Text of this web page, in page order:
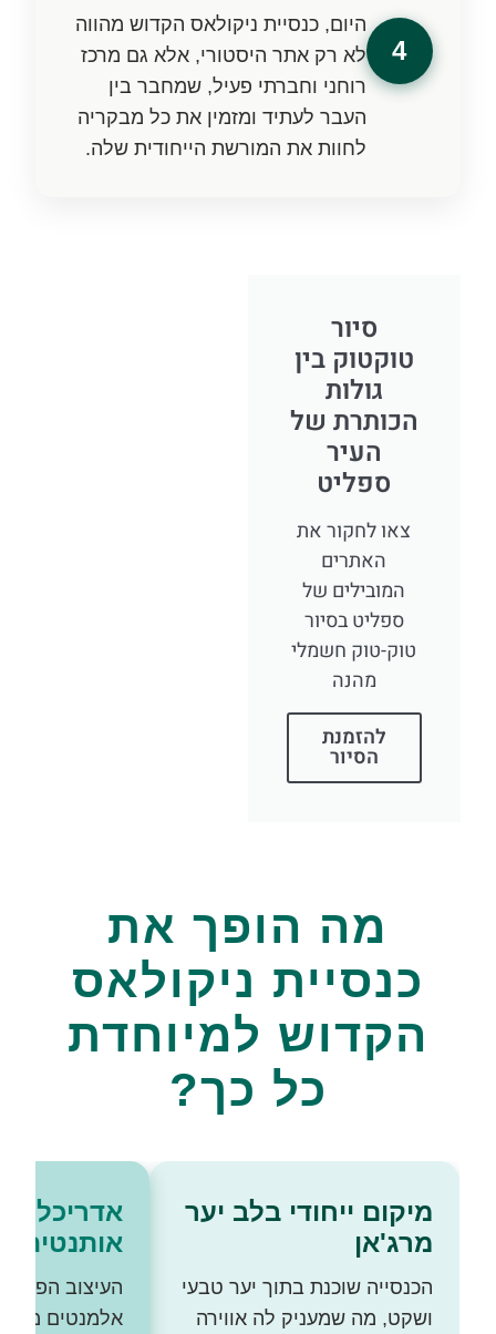
4
היום, כנסיית ניקולאס הקדוש מהווה
לא רק אתר היסטורי, אלא גם מרכז
רוחני וחברתי פעיל, שמחבר בין
העבר לעתיד ומזמין את כל מבקריה
לחוות את המורשת הייחודית שלה.
סיור
טוקטוק בין
גולות
הכותרת של
העיר
ספליט
צאו לחקור את
האתרים
המובילים של
ספליט בסיור
טוק-טוק חשמלי
מהנה
להזמנת
הסיור
מה הופך את
כנסיית ניקולאס
הקדוש למיוחדת
כל כך?
מיקום ייחודי בלב יער
מרג'אן
הכנסייה שוכנת בתוך יער טבעי
ושקט, מה שמעניק לה אווירה
אדריכלות
אותנטית
העיצוב
אלמנטים